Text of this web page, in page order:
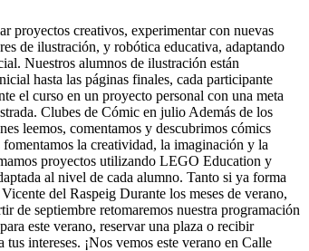
proyectos creativos, experimentar con nuevas
de ilustración, y robótica educativa, adaptando
Nuestros alumnos de ilustración están
hasta las páginas finales, cada participante
el curso en un proyecto personal con una meta
Clubes de Cómic en julio Además de los
leemos, comentamos y descubrimos cómics
la creatividad, la imaginación y la
proyectos utilizando LEGO Education y
al nivel de cada alumno. Tanto si ya forma
del Raspeig Durante los meses de verano,
de septiembre retomaremos nuestra programación
este verano, reservar una plaza o recibir
intereses. ¡Nos vemos este verano en Calle